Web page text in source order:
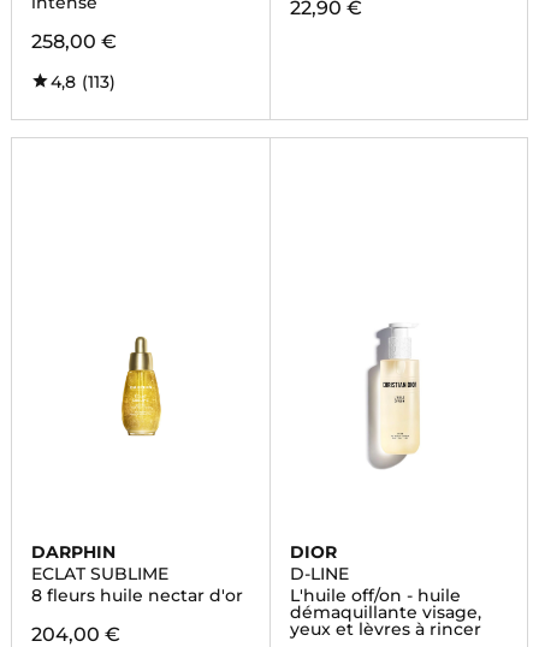
258,00 €
4,8 (113)
22,90 €
DARPHIN
ECLAT SUBLIME
8 fleurs huile nectar d'or
204,00 €
DIOR
D-LINE
L'huile off/on - huile
démaquillante visage,
yeux et lèvres à rincer